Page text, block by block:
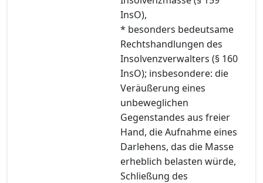
InsO),
* besonders bedeutsame
Rechtshandlungen des
Insolvenzverwalters (§ 160
InsO); insbesondere: die
Veräußerung eines
unbeweglichen
Gegenstandes aus freier
Hand, die Aufnahme eines
Darlehens, das die Masse
erheblich belasten würde,
Schließung des